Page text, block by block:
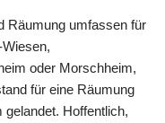
Räumung umfassen für
oder Morschheim,
für eine Räumung
Hoffentlich,